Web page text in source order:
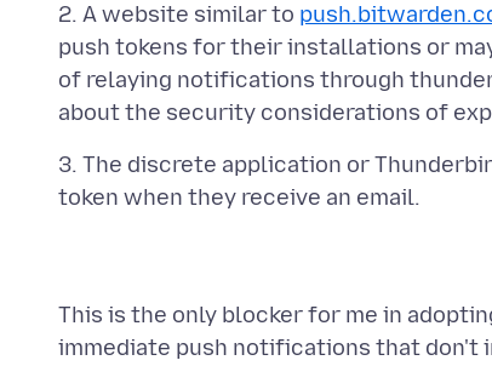
2. A website similar to
push tokens for their installations or
of relaying notifications through
3. The discrete application or
This is the only blocker for me in